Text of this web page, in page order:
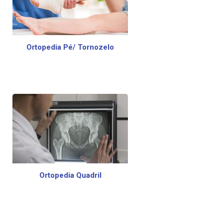
Ortopedia Pé/ Tornozelo
Ortopedia Quadril